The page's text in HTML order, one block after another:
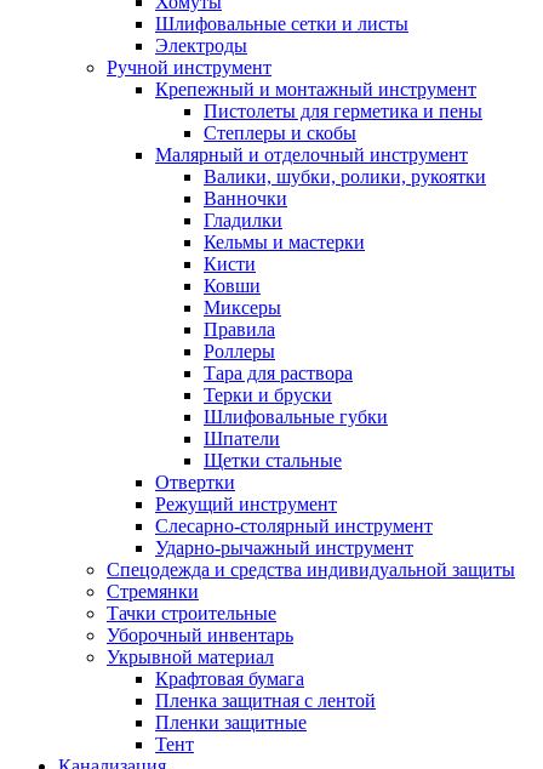
Шлифовальные сетки и листы
Электроды
Ручной инструмент
Крепежный и монтажный инструмент
Пистолеты для герметика и пены
Степлеры и скобы
Малярный и отделочный инструмент
Валики, шубки, ролики, рукоятки
Ванночки
Гладилки
Кельмы и мастерки
Кисти
Ковши
Миксеры
Правила
Роллеры
Тара для раствора
Терки и бруски
Шлифовальные губки
Шпатели
Щетки стальные
Отвертки
Режущий инструмент
Слесарно-столярный инструмент
Ударно-рычажный инструмент
Спецодежда и средства индивидуальной защиты
Стремянки
Тачки строительные
Уборочный инвентарь
Укрывной материал
Крафтовая бумага
Пленка защитная с лентой
Пленки защитные
Тент